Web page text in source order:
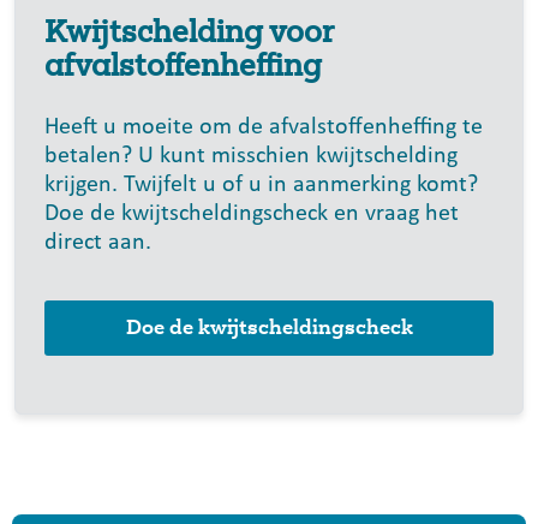
Kwĳtschelding voor
afvalstoffenheffing
Heeft u moeite om de afvalstoffenheffing te
betalen? U kunt misschien kwijtschelding
krijgen. Twijfelt u of u in aanmerking komt?
Doe de kwijtscheldingscheck en vraag het
direct aan.
Doe de kwijtscheldingscheck